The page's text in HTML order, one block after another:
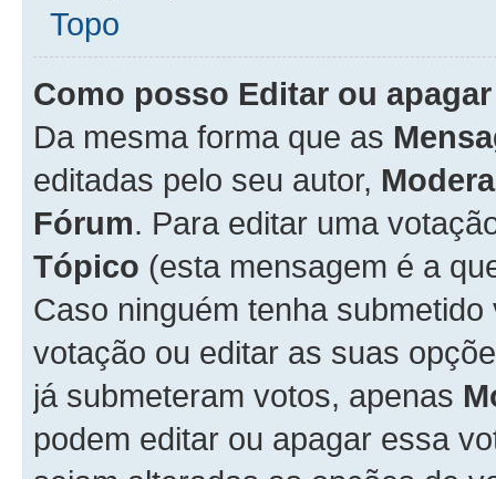
Topo
Como posso Editar ou
Da mesma forma que as
editadas pelo seu autor,
Fórum. Para editar uma
Tópico (esta mensagem é a
Caso ninguém tenha
votação ou editar as suas
já submeteram votos, apenas
podem editar ou apagar essa